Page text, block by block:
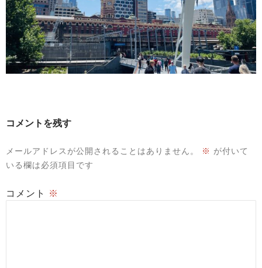
コメントを残す
メールアドレスが公開されることはありません。 ※ が付いて
いる欄は必須項目です
コメント ※